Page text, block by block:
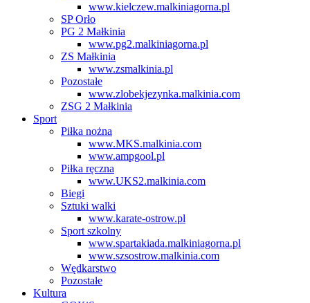
www.kielczew.malkiniagorna.pl
SP Orło
PG 2 Małkinia
www.pg2.malkiniagorna.pl
ZS Małkinia
www.zsmalkinia.pl
Pozostałe
www.zlobekjezynka.malkinia.com
ZSG 2 Małkinia
Sport
Piłka nożna
www.MKS.malkinia.com
www.ampgool.pl
Piłka ręczna
www.UKS2.malkinia.com
Biegi
Sztuki walki
www.karate-ostrow.pl
Sport szkolny
www.spartakiada.malkiniagorna.pl
www.szsostrow.malkinia.com
Wędkarstwo
Pozostałe
Kultura